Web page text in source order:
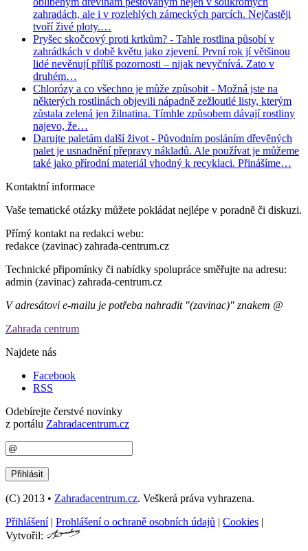
zahradách, ale i v rozlehlých zámeckých parcích. Nejčastěji
tvoří živé ploty.…
Pryšec skočcový proti krtkům? - Tahle rostlina působí v
zahrádkách v době květu jako zjevení. První rok jí většinou
lidé nevěnují příliš pozornosti – nijak nevyčnívá. Zato v
druhém…
Chlorózy a co všechno je může způsobit - Možná jste na
některých rostlinách objevili nápadně zežloutlé listy, kterým
zůstala zelená jen žilnatina. Tímhle způsobem dávají rostliny
najevo, že…
Darujte paletám další život - Původním posláním dřevěných
palet je usnadnění přepravy nákladů. Ale používat je můžeme
také jako přírodní materiál vhodný k recyklaci. Přinášíme…
Kontaktní informace
Vaše tematické otázky můžete pokládat nejlépe v poradně či diskuzi.
Přímý kontakt na redakci webu:
redakce (zavinac) zahrada-centrum.cz
Technické připomínky či nabídky spolupráce směřujte na adresu:
admin (zavinac) zahrada-centrum.cz
V adresátovi e-mailu je potřeba nahradit "(zavinac)" znakem @
Zahrada centrum
Najdete nás
Facebook
RSS
Odebírejte čerstvé novinky
z portálu Zahradacentrum.cz
(C) 2013 • Zahradacentrum.cz. Veškerá práva vyhrazena.
Přihlášení| Prohlášení o ochraně osobních údajů | Cookies |
Vytvořil: